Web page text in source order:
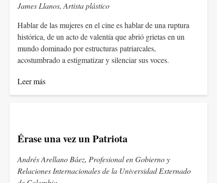
James Llanos, Artista plástico
Hablar de las mujeres en el cine es hablar de una ruptura
histórica, de un acto de valentía que abrió grietas en un
mundo dominado por estructuras patriarcales,
acostumbrado a estigmatizar y silenciar sus voces.
Leer más
Érase una vez un Patriota
Andrés Arellano Báez, Profesional en Gobierno y
Relaciones Internacionales de la Universidad Externado